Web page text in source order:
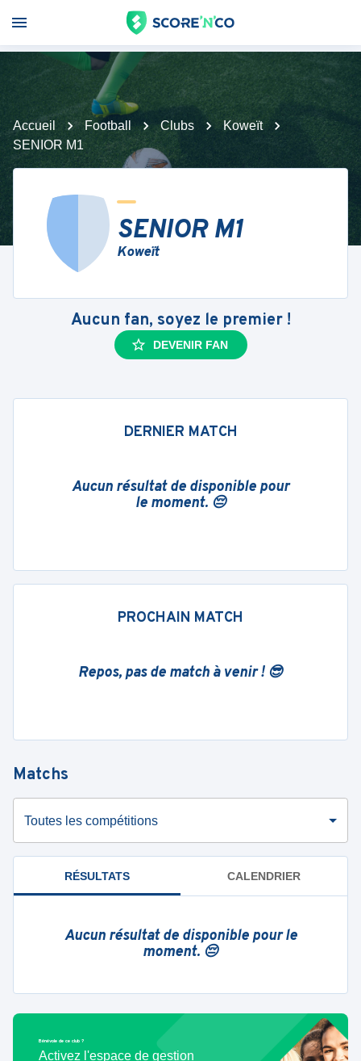
Accueil Football Clubs
Koweït
SENIOR M1
SENIOR M1
Koweït
Aucun fan, soyez le premier !
DEVENIR FAN
DERNIER MATCH
Aucun résultat de disponible pour
le moment. 😔
PROCHAIN MATCH
Repos, pas de match à venir ! 😎
Matchs
Toutes les compétitions
RÉSULTATS CALENDRIER
Aucun résultat de disponible pour le
moment. 😔
Bénévole de ce club ?
Activez l'espace de gestion